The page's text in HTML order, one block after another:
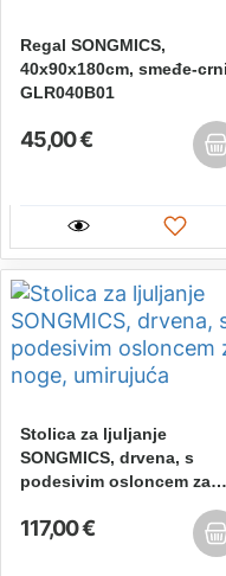
Regal SONGMICS,
40x90x180cm, smeđe-
GLR040B01
45,00 €
Stolica za ljuljanje
SONGMICS, drvena, s
podesivim osloncem za
117,00 €